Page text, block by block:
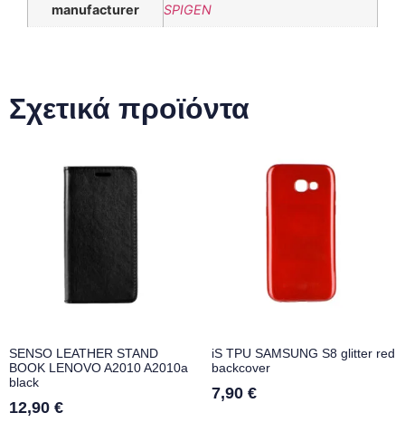
manufacturer SPIGEN
Σχετικά προϊόντα
SENSO LEATHER STAND
BOOK LENOVO A2010 A2010a
black
12,90 €
iS TPU SAMSUNG S8 glitter red
backcover
7,90 €